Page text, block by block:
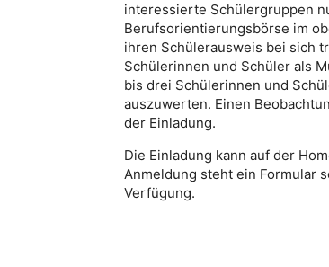
interessierte Schülergruppen
Berufsorientierungsbörse im
ihren Schülerausweis bei sich
Schülerinnen und Schüler als
bis drei Schülerinnen und
auszuwerten. Einen
der Einladung.
Die Einladung kann auf der
Anmeldung steht ein Formular
Verfügung.